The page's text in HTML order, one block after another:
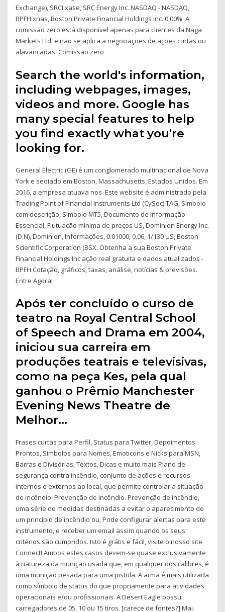
Exchange), SRCI:xase, SRC Energy Inc. NASDAQ - NASDAQ,
BPFH:xnas, Boston Private Financial Holdings Inc. 0,00% A
comissão zero está disponível apenas para clientes da Naga
Markets Ltd. e não se aplica a negociações de ações curtas ou
alavancadas. Comissão zero
Search the world's information,
including webpages, images,
videos and more. Google has
many special features to help
you find exactly what you're
looking for.
General Electric (GE) é um conglomerado multinacional de Nova
York e sediado em Boston, Massachusetts, Estados Unidos. Em
2016, a empresa atuava nos Este website é administrado pela
Trading Point of Financial Instruments Ltd (CySec) TAG, Símbolo
com descrição, Símbolo MT5, Documento de Informação
Essencial, Flutuação mínima de preços US, Dominion Energy Inc.
(D.N), Dominion, Informações, 0.01000, 0.06, 1/130 US, Boston
Scientific Corporation (BSX. Obtenha a sua Boston Private
Financial Holdings Inc ação real gratuita e dados atualizados -
BPFH Cotação, gráficos, taxas, análise, notícias & previsões.
Entre Agora!
Após ter concluído o curso de
teatro na Royal Central School
of Speech and Drama em 2004,
iniciou sua carreira em
produções teatrais e televisivas,
como na peça Kes, pela qual
ganhou o Prêmio Manchester
Evening News Theatre de
Melhor…
Frases curtas para Perfil, Status para Twitter, Depoimentos
Prontos, Simbolos para Nomes, Emoticons e Nicks para MSN,
Barras e Divisórias, Textos, Dicas e muito mais Plano de
segurança contra incêndio, conjunto de ações e recursos
internos e externos ao local, que permite controlar a situação
de incêndio. Prevenção de incêndio. Prevenção de incêndio,
uma série de medidas destinadas a evitar o aparecimento de
um princípio de incêndio ou, Pode configurar alertas para este
instrumento, e receber um email assim quando os seus
critérios são cumpridos. Isto é grátis e fácil, visite o nosso site
Connect! Ambos estes casos devem-se quase exclusivamente
à natureza da munição usada que, em qualquer dos calibres, é
uma munição pesada para uma pistola. A arma é mais utilizada
como símbolo de status do que propriamente para atividades
operacionais e/ou profissionais. A Desert Eagle possui
carregadores de 05, 10 ou 15 tiros. [carece de fontes?] Mai.